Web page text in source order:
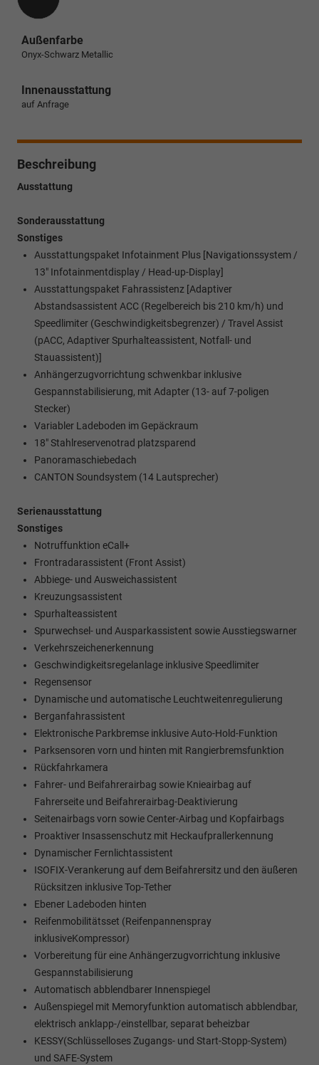
Außenfarbe
Onyx-Schwarz Metallic
Innenausstattung
auf Anfrage
Beschreibung
Ausstattung
Sonderausstattung
Sonstiges
Ausstattungspaket Infotainment Plus [Navigationssystem /
13" Infotainmentdisplay / Head-up-Display]
Ausstattungspaket Fahrassistenz [Adaptiver
Abstandsassistent ACC (Regelbereich bis 210 km/h) und
Speedlimiter (Geschwindigkeitsbegrenzer) / Travel Assist
(pACC, Adaptiver Spurhalteassistent, Notfall- und
Stauassistent)]
Anhängerzugvorrichtung schwenkbar inklusive
Gespannstabilisierung, mit Adapter (13- auf 7-poligen
Stecker)
Variabler Ladeboden im Gepäckraum
18" Stahlreservenotrad platzsparend
Panoramaschiebedach
CANTON Soundsystem (14 Lautsprecher)
Serienausstattung
Sonstiges
Notruffunktion eCall+
Frontradarassistent (Front Assist)
Abbiege- und Ausweichassistent
Kreuzungsassistent
Spurhalteassistent
Spurwechsel- und Ausparkassistent sowie Ausstiegswarner
Verkehrszeichenerkennung
Geschwindigkeitsregelanlage inklusive Speedlimiter
Regensensor
Dynamische und automatische Leuchtweitenregulierung
Berganfahrassistent
Elektronische Parkbremse inklusive Auto-Hold-Funktion
Parksensoren vorn und hinten mit Rangierbremsfunktion
Rückfahrkamera
Fahrer- und Beifahrerairbag sowie Knieairbag auf
Fahrerseite und Beifahrerairbag-Deaktivierung
Seitenairbags vorn sowie Center-Airbag und Kopfairbags
Proaktiver Insassenschutz mit Heckaufprallerkennung
Dynamischer Fernlichtassistent
ISOFIX-Verankerung auf dem Beifahrersitz und den äußeren
Rücksitzen inklusive Top-Tether
Ebener Ladeboden hinten
Reifenmobilitätsset (Reifenpannenspray
inklusiveKompressor)
Vorbereitung für eine Anhängerzugvorrichtung inklusive
Gespannstabilisierung
Automatisch abblendbarer Innenspiegel
Außenspiegel mit Memoryfunktion automatisch abblendbar,
elektrisch anklapp-/einstellbar, separat beheizbar
KESSY(Schlüsselloses Zugangs- und Start-Stopp-System)
und SAFE-System